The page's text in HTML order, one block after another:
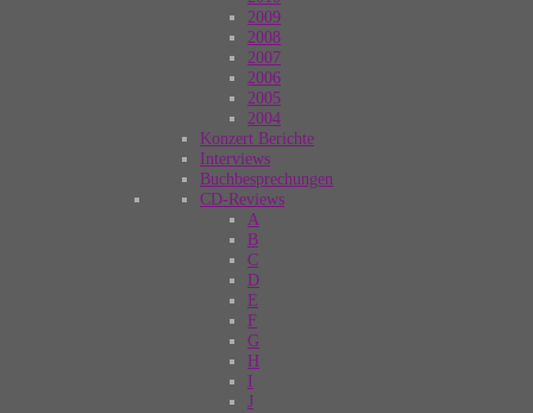
2009
2008
2007
2006
2005
2004
Konzert Berichte
Interviews
Buchbesprechungen
CD-Reviews
A
B
C
D
E
F
G
H
I
J